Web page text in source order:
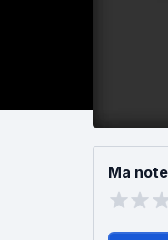
Ma note